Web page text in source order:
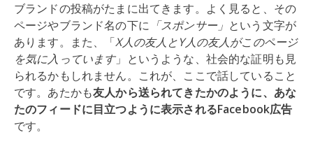
ブランドの投稿がたまに出てきます。よく見ると、その
ページやブランド名の下に 「スポンサー」 という文字が
あります。また、「X人の友人とY人の友人がこのページ
を気に入っています」というような、社会的な証明も見
られるかもしれません。これが、ここで話していること
です。あたかも友人から送られてきたかのように、あな
たのフィードに目立つように表示されるFacebook広告
です。